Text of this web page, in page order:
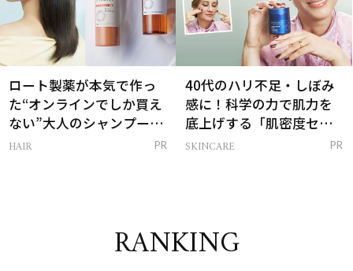
ロート製薬が本気で作っ
た“オンラインでしか買え
ない”大人のシャンプー＆
トリートメントって？
HAIR PR
40代のハリ不足・しぼみ
感に！科学の力で肌力を
底上げする「肌密度セラ
ム」
SKINCARE PR
RANKING